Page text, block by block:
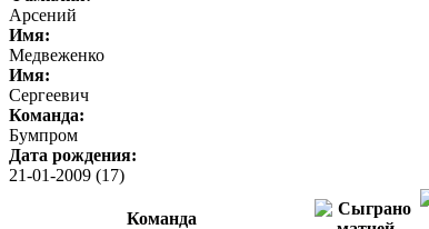
Арсений
Имя:
Медвеженко
Имя:
Сергеевич
Команда:
Бумпром
Дата рождения:
21-01-2009 (17)
Команда